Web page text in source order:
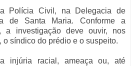
Polícia Civil, na Delegacia de
de Santa Maria. Conforme a
a investigação deve ouvir, nos
o síndico do prédio e o suspeito.
injúria racial, ameaça ou, até